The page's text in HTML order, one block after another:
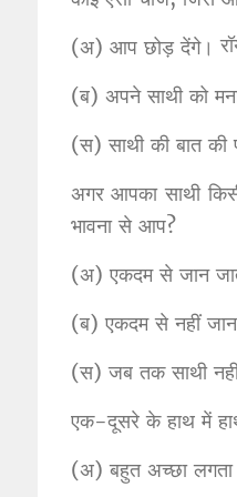
(अ) आप छोड़ देंगे।
(ब) अपने साथी को
(स) साथी की बात की
अगर आपका साथी
भावना से आप?
(अ) एकदम से जान
(ब) एकदम से नहीं
(स) जब तक साथी नहीं
एक-दूसरे के हाथ में
(अ) बहुत अच्छा लगता